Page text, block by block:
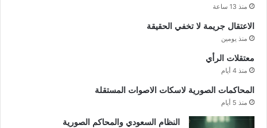
منذ 13 ساعة
الاعتقال جريمة لا تخفي الحقيقة
منذ يومين
معتقلات الرأي
منذ 4 أيام
المحاكمات الصورية لاسكات الاصوات المستقلة
منذ 5 أيام
النظام السعودي والمحاكم الصورية